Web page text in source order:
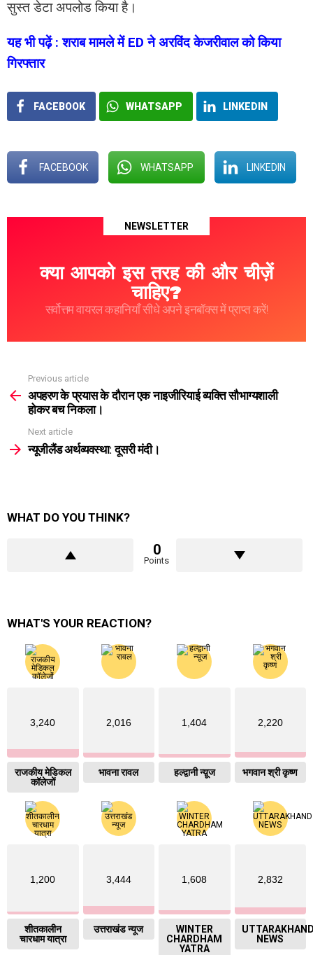
सुस्त डेटा अपलोड किया है।
यह भी पढ़ें : शराब मामले में ED ने अरविंद केजरीवाल को किया
गिरफ्तार
FACEBOOK WHATSAPP LINKEDIN
FACEBOOK WHATSAPP LINKEDIN
NEWSLETTER
क्या आपको इस तरह की और चीज़ें
चाहिए?
सर्वोत्तम वायरल कहानियाँ सीधे अपने इनबॉक्स में प्राप्त करें!
more
Previous article
अपहरण के प्रयास के दौरान एक नाइजीरियाई व्यक्ति सौभाग्यशाली
होकर बच निकला।
Next article
न्यूजीलैंड अर्थव्यवस्था: दूसरी मंदी।
WHAT DO YOU THINK?
0
Points
WHAT'S YOUR REACTION?
3,240
राजकीय मेडिकल
कॉलेजों
2,016
भावना रावल
1,404
हल्द्वानी न्य़ूज
2,220
भगवान श्री कृष्ण
1,200
शीतकालीन
चारधाम यात्रा
3,444
उत्तराखंड न्यूज
1,608
WINTER
CHARDHAM
YATRA
2,832
NEWS